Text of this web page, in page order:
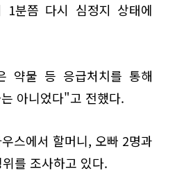
분쯤 다시 심정지 상태에
약물 등 응급처치를 통해
아니었다"고 전했다.
스에서 할머니, 오빠 2명과
를 조사하고 있다.